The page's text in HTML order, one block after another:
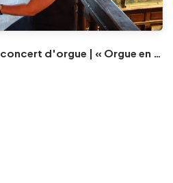
Les Estivales en Volière: concert d'orgue | « Orgue en Volière » , les 3e dimanches du mois (été) audition d’orgue (accès libre)